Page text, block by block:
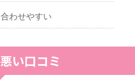
わせやすい
い口コミ